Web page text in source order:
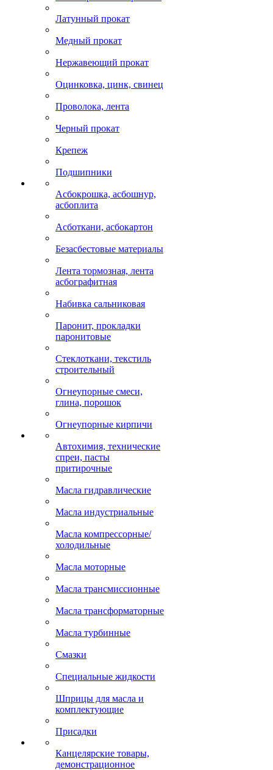
Латунный прокат
Медный прокат
Нержавеющий прокат
Оцинковка, цинк, свинец
Проволока, лента
Черный прокат
Крепеж
Подшипники
Асбокрошка, асбошнур,
асбоплита
Асботкани, асбокартон
Безасбестовые материалы
Лента тормозная, лента
асбографитная
Набивка сальниковая
Паронит, прокладки
паронитовые
Стеклоткани, текстиль
строительный
Огнеупорные смеси,
глина, порошок
Огнеупорные кирпичи
Автохимия, технические
спреи, пасты
притирочные
Масла гидравлические
Масла индустриальные
Масла компрессорные/
холодильные
Масла моторные
Масла трансмиссионные
Масла трансформаторные
Масла турбинные
Смазки
Специальные жидкости
Шприцы для масла и
комплектующие
Присадки
Канцелярские товары,
демонстрационное